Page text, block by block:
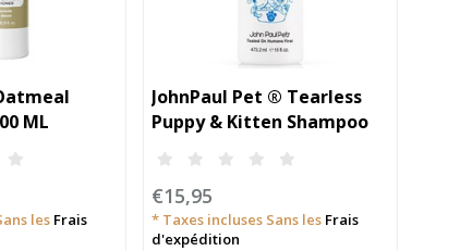
ML
les Frais
JohnPaul Pet ® Tearless
Puppy & Kitten Shampoo
€15,95
* Taxes incluses Sans les Frais
d'expédition